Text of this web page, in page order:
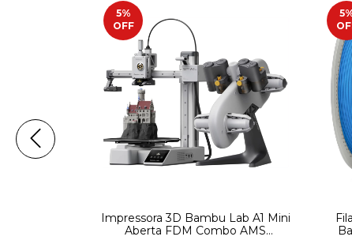
5%
OFF
Impressora 3D Bambu Lab A1 Mini
Aberta FDM Combo AMS
5